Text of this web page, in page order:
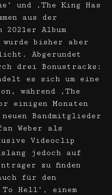
und ‚The King Has
aus der
2021er Album
bisher aber
Abgerundet
drei Bonustracks:
es sich um eine
während ‚The
einigen Monaten
Bandmitglieder
Weber als
Videoclip
jedoch auf
zu finden
für den
Hell‘, einem